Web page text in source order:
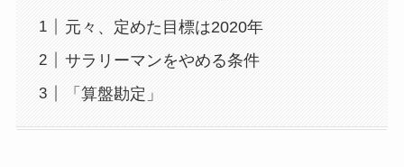
元々、定めた目標は2020年
サラリーマンをやめる条件
「算盤勘定」